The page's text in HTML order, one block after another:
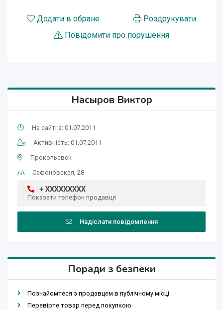
Додати в обране
Роздрукувати
Повідомити про порушення
Насыров Виктор
На сайті з: 01.07.2011
Активність: 01.07.2011
Прокопьевск
Сафоновская, 28
+ XXXXXXXXX
Показати телефон продавця
Надіслати повідомлення
Поради з безпеки
Познайомтеся з продавцем в публічному місці
Перевірте товар перед покупкою